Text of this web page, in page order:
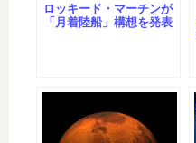
ロッキード・マーチンが
「月着陸船」構想を発表